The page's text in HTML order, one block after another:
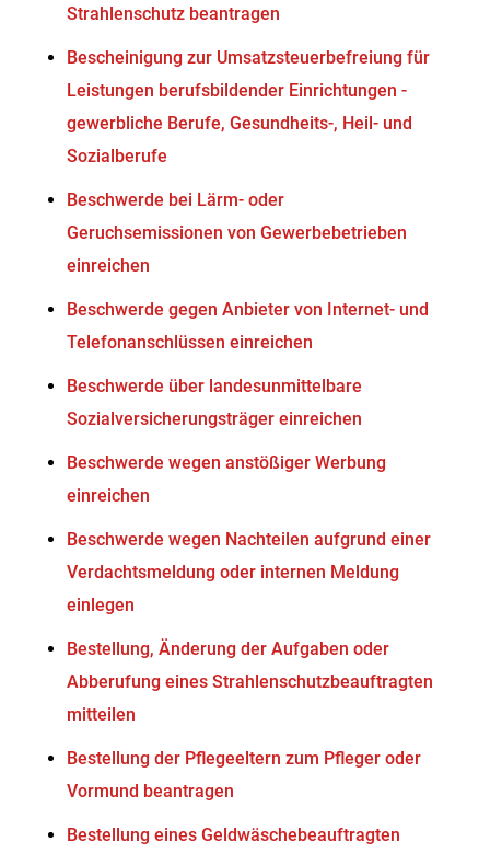
Strahlenschutz beantragen
Bescheinigung zur Umsatzsteuerbefreiung für
Leistungen berufsbildender Einrichtungen -
gewerbliche Berufe, Gesundheits-, Heil- und
Sozialberufe
Beschwerde bei Lärm- oder
Geruchsemissionen von Gewerbebetrieben
einreichen
Beschwerde gegen Anbieter von Internet- und
Telefonanschlüssen einreichen
Beschwerde über landesunmittelbare
Sozialversicherungsträger einreichen
Beschwerde wegen anstößiger Werbung
einreichen
Beschwerde wegen Nachteilen aufgrund einer
Verdachtsmeldung oder internen Meldung
einlegen
Bestellung, Änderung der Aufgaben oder
Abberufung eines Strahlenschutzbeauftragten
mitteilen
Bestellung der Pflegeeltern zum Pfleger oder
Vormund beantragen
Bestellung eines Geldwäschebeauftragten